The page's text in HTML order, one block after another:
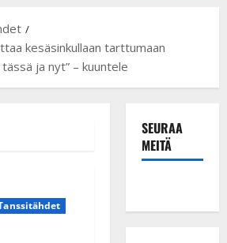
kesäsinkullaan tarttumaan
ja nyt” – kuuntele
SEURAA
MEITÄ